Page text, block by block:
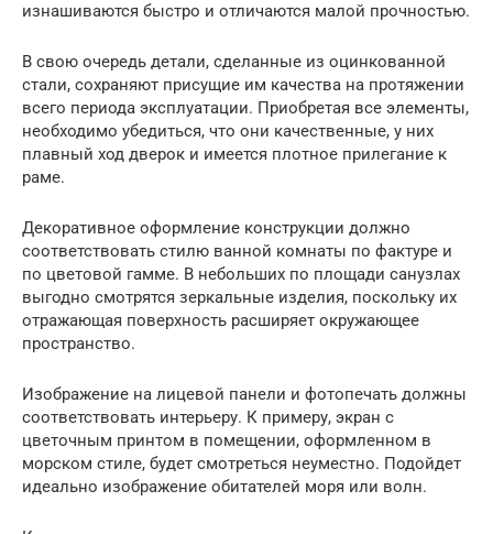
изнашиваются быстро и отличаются малой прочностью.
В свою очередь детали, сделанные из оцинкованной
стали, сохраняют присущие им качества на протяжении
всего периода эксплуатации. Приобретая все элементы,
необходимо убедиться, что они качественные, у них
плавный ход дверок и имеется плотное прилегание к
раме.
Декоративное оформление конструкции должно
соответствовать стилю ванной комнаты по фактуре и
по цветовой гамме. В небольших по площади санузлах
выгодно смотрятся зеркальные изделия, поскольку их
отражающая поверхность расширяет окружающее
пространство.
Изображение на лицевой панели и фотопечать должны
соответствовать интерьеру. К примеру, экран с
цветочным принтом в помещении, оформленном в
морском стиле, будет смотреться неуместно. Подойдет
идеально изображение обитателей моря или волн.